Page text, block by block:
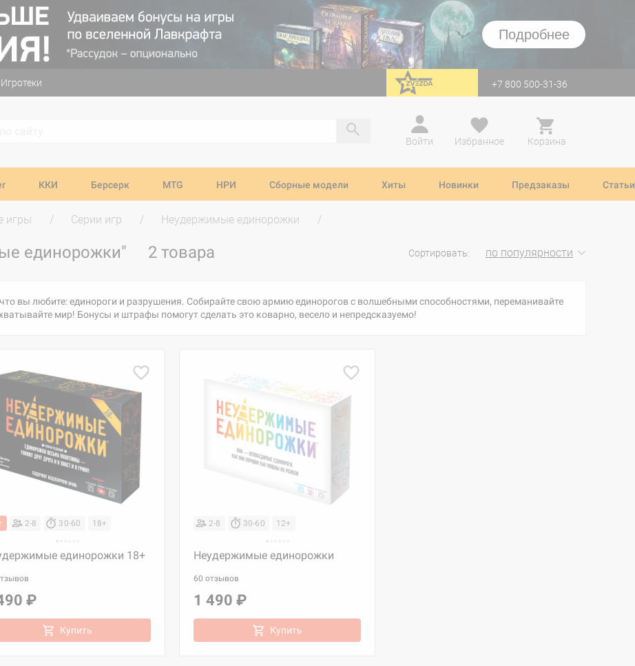
Подробнее
Игротеки перейти на Zvezda +7 800 500-31-36
Войти
Избранное Корзина
ККИ Берсерк MTG НРИ Сборные модели Хиты Новинки Предзаказы Статьи
игры Серии игр Неудержимые единорожки
единорожки" 2 товара Сортировать: по популярности
вы любите: единороги и разрушения. Собирайте свою армию единорогов с волшебными способностями, переманивайте
мир! Бонусы и штрафы помогут сделать это коварно, весело и непредсказуемо!
2-8 30-60 18+
единорожки 18+
₽
Купить
2-8 30-60 12+
Неудержимые единорожки
60 отзывов
1 490 ₽
Купить